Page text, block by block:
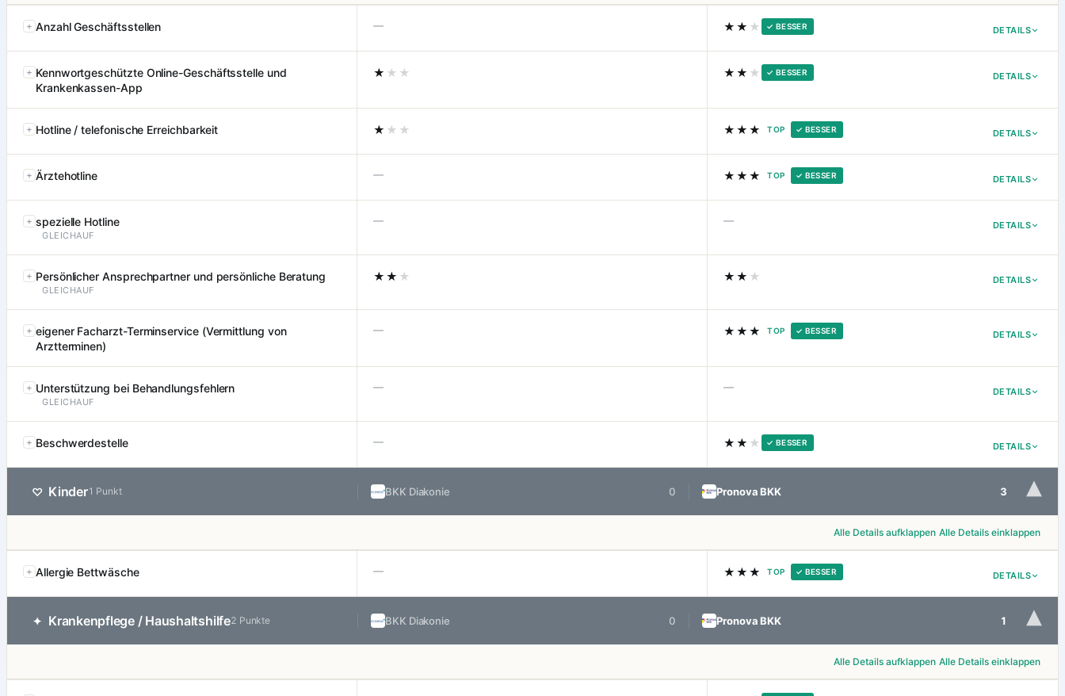
DETAILS
Anzahl Geschäftsstellen — ★★ ★ ✓ BESSER
DETAILS
Kennwortgeschützte Online-Geschäftsstelle und
Krankenkassen-App
★ ★★ ★★ ★ ✓ BESSER
DETAILS
Hotline / telefonische Erreichbarkeit ★ ★★ ★★★ TOP ✓ BESSER
DETAILS
Ärztehotline — ★★★ TOP ✓ BESSER
DETAILS
spezielle Hotline
GLEICHAUF
— —
DETAILS
Persönlicher Ansprechpartner und persönliche Beratung
GLEICHAUF
★★ ★ ★★ ★
DETAILS
eigener Facharzt-Terminservice (Vermittlung von
Arztterminen)
— ★★★ TOP ✓ BESSER
DETAILS
Unterstützung bei Behandlungsfehlern
GLEICHAUF
— —
DETAILS
Beschwerdestelle — ★★ ★ ✓ BESSER
♡ Kinder1 Punkt BKK Diakonie 0 Pronova BKK 3 ▾
Alle Details aufklappen Alle Details einklappen
DETAILS
Allergie Bettwäsche — ★★★ TOP ✓ BESSER
✦ Krankenpflege / Haushaltshilfe2 Punkte BKK Diakonie 0 Pronova BKK 1 ▾
Alle Details aufklappen Alle Details einklappen